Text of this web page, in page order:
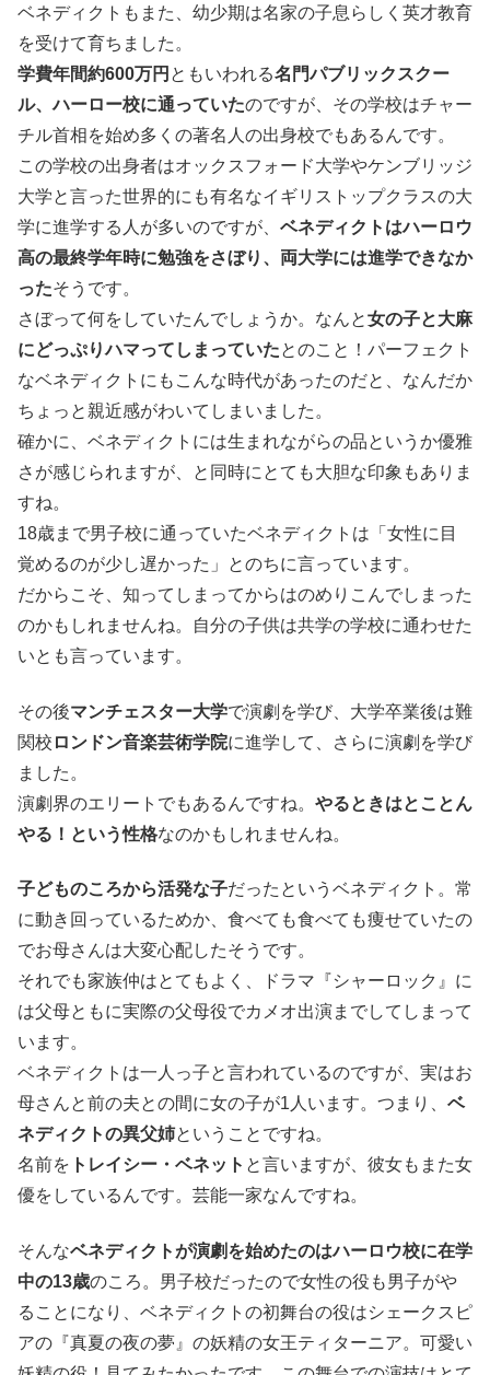
ベネディクトもまた、幼少期は名家の子息らしく英才教育
を受けて育ちました。
学費年間約600万円 ともいわれる名門パブリックスクー
ル、ハーロー校に通っていたのですが、その学校はチャー
チル首相を始め多くの著名人の出身校でもあるんです。
この学校の出身者はオックスフォード大学やケンブリッジ
大学と言った世界的にも有名なイギリストップクラスの大
学に進学する人が多いのですが、 ベネディクトはハーロウ
高の最終学年時に勉強をさぼり、両大学には進学できなか
ったそうです。
さぼって何をしていたんでしょうか。なんと女の子と大麻
にどっぷりハマってしまっていたとのこと！パーフェクト
なベネディクトにもこんな時代があったのだと、なんだか
ちょっと親近感がわいてしまいました。
確かに、ベネディクトには生まれながらの品というか優雅
さが感じられますが、と同時にとても大胆な印象もありま
すね。
18歳まで男子校に通っていたベネディクトは「女性に目
覚めるのが少し遅かった」とのちに言っています。
だからこそ、知ってしまってからはのめりこんでしまった
のかもしれませんね。自分の子供は共学の学校に通わせた
いとも言っています。
その後マンチェスター大学で演劇を学び、大学卒業後は難
関校 ロンドン音楽芸術学院に進学して、さらに演劇を学び
ました。
演劇界のエリートでもあるんですね。 やるときはとことん
やる！という性格なのかもしれませんね。
子どものころから活発な子だったというベネディクト。常
に動き回っているためか、食べても食べても痩せていたの
でお母さんは大変心配したそうです。
それでも家族仲はとてもよく、ドラマ『シャーロック』に
は父母ともに実際の父母役でカメオ出演までしてしまって
います。
ベネディクトは一人っ子と言われているのですが、実はお
母さんと前の夫との間に女の子が1人います。つまり、 ベ
ネディクトの異父姉ということですね。
名前を トレイシー・ベネット と言いますが、彼女もまた女
優をしているんです。芸能一家なんですね。
そんなベネディクトが演劇を始めたのはハーロウ校に在学
中の13歳のころ。男子校だったので女性の役も男子がや
ることになり、ベネディクトの初舞台の役はシェークスピ
アの『真夏の夜の夢』の妖精の女王ティターニア。可愛い